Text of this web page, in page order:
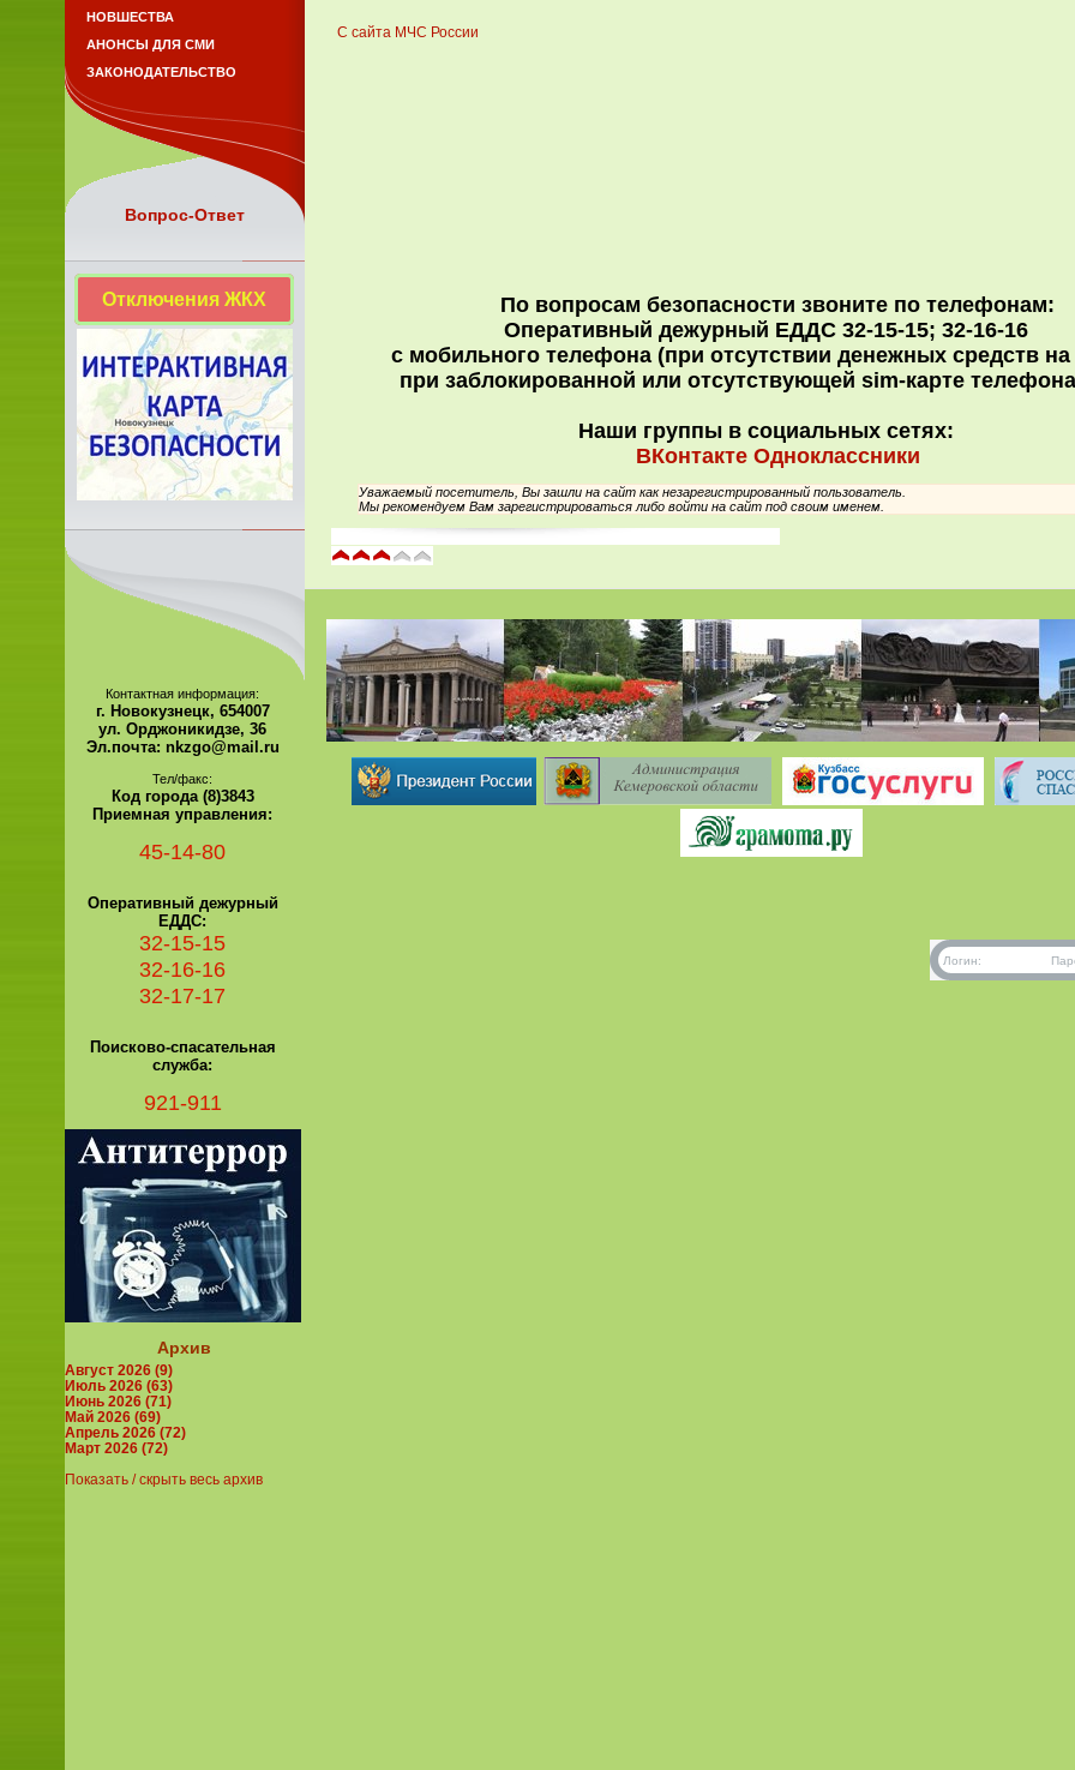
С сайта МЧС России
По вопросам безопасности звоните по телефонам:
Оперативный дежурный ЕДДС 32-15-15; 32-16-16
с мобильного телефона (при отсутствии денежных средств
при заблокированной или отсутствующей sim-карте
Наши группы в социальных сетях:
ВКонтакте Одноклассники
Уважаемый посетитель, Вы зашли на сайт как незарегистрированный пользователь.
Мы рекомендуем Вам зарегистрироваться либо войти на сайт под своим именем.
Логин:
НОВШЕСТВА
АНОНСЫ ДЛЯ СМИ
ЗАКОНОДАТЕЛЬСТВО
Вопрос-Ответ
Отключения ЖКХ
Контактная информация:
г. Новокузнецк, 654007
ул. Орджоникидзе, 36
Эл.почта: nkzgo@mail.ru
Тел/факс:
Код города (8)3843
Приемная управления:
45-14-80
Оперативный дежурный
ЕДДС:
32-15-15
32-16-16
32-17-17
Поисково-спасательная
служба:
921-911
Архив
Август 2026 (9)
Июль 2026 (63)
Июнь 2026 (71)
Май 2026 (69)
Апрель 2026 (72)
Март 2026 (72)
Показать / скрыть весь архив